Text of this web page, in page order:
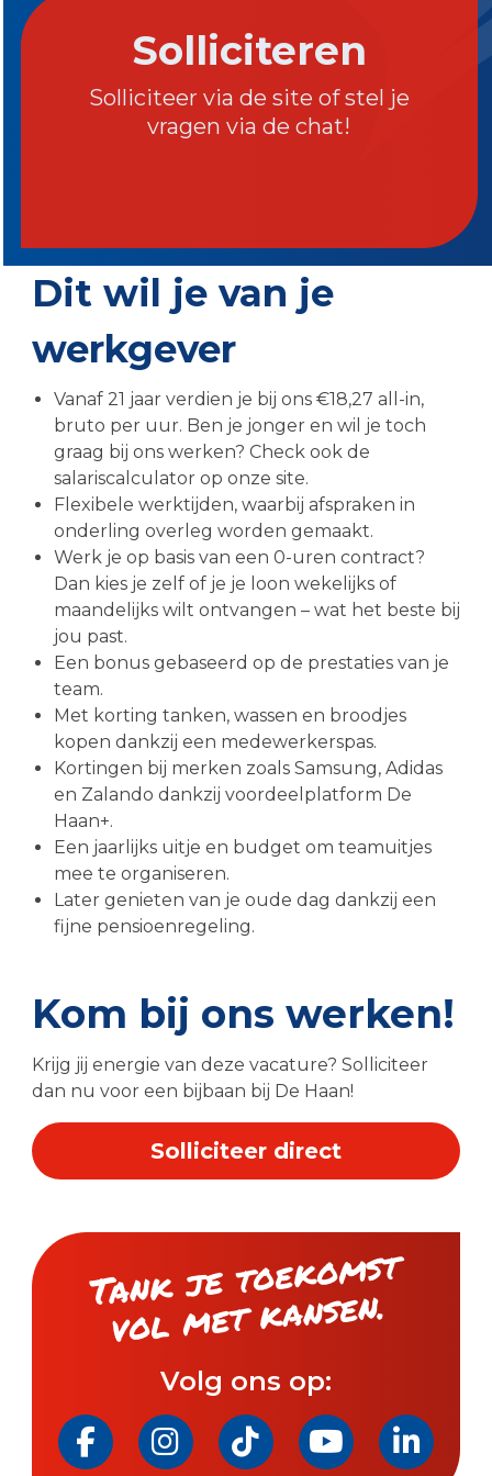
Solliciteren
Solliciteer via de site of stel je
vragen via de chat!
Dit wil je van je
werkgever
Vanaf 21 jaar verdien je bij ons €18,27 all-in,
bruto per uur. Ben je jonger en wil je toch
graag bij ons werken? Check ook de
salariscalculator op onze site.
Flexibele werktijden, waarbij afspraken in
onderling overleg worden gemaakt.
Werk je op basis van een 0-uren contract?
Dan kies je zelf of je je loon wekelijks of
maandelijks wilt ontvangen – wat het beste bij
jou past.
Een bonus gebaseerd op de prestaties van je
team.
Met korting tanken, wassen en broodjes
kopen dankzij een medewerkerspas.
Kortingen bij merken zoals Samsung, Adidas
en Zalando dankzij voordeelplatform De
Haan+.
Een jaarlijks uitje en budget om teamuitjes
mee te organiseren.
Later genieten van je oude dag dankzij een
fijne pensioenregeling.
Kom bij ons werken!
Krijg jij energie van deze vacature? Solliciteer
dan nu voor een bijbaan bij De Haan!
Solliciteer direct
Tank je toeko
mst
vol
met kansen.
Volg ons op: